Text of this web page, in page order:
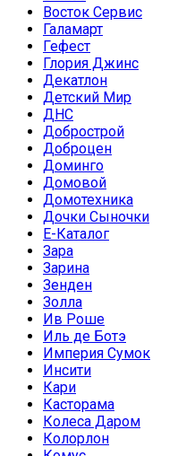
Восток Сервис
Галамарт
Гефест
Глория Джинс
Декатлон
Детский Мир
ДНС
Добрострой
Доброцен
Доминго
Домовой
Домотехника
Дочки Сыночки
Е-Каталог
Зара
Зарина
Зенден
Золла
Ив Роше
Иль де Ботэ
Империя Сумок
Инсити
Кари
Касторама
Колеса Даром
Колорлон